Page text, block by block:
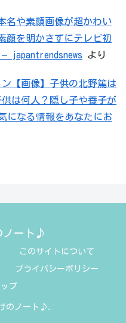
名や素顔画像が超かわい
を明かさずにテレビ初
japantrendsnews より
【画像】子供の北野篤は
供は何人？隠し子や養子が
なる情報をあなたにお
ノート♪
このサイトについて
プライバシーポリシー
プ
のノート♪.